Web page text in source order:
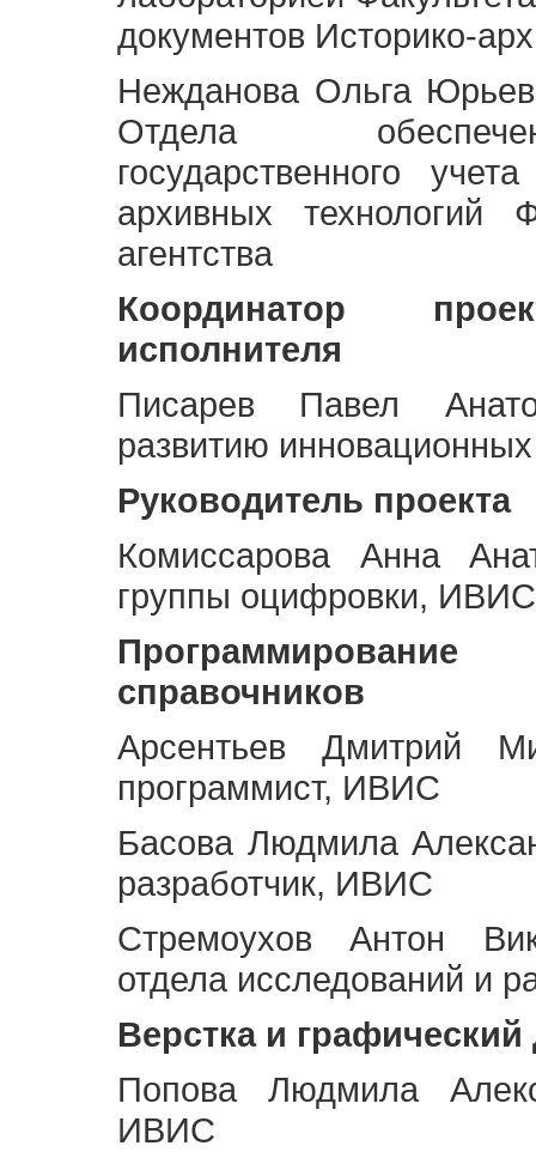
документов Историко-
Нежданова Ольга
Отдела
государственного
архивных технологий
агентства
Координатор
исполнителя
Писарев Павел
развитию
Руководитель проекта
Комиссарова Анна
группы оцифровки, ИВИС
Программирование
справочников
Арсентьев Дмитрий
программист, ИВИС
Басова Людмила
разработчик, ИВИС
Стремоухов Антон
отдела исследований и
Верстка и графический
Попова Людмила
ИВИС